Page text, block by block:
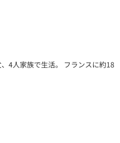
4人家族で生活。 フランスに約18